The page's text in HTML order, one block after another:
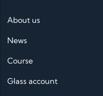
About us
News
Course
Glass account